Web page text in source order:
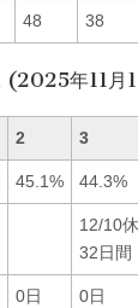
48 38
(2025年11月
2 3
45.1% 44.3%
12/10
32日間
0日 0日